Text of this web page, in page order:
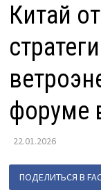
Китай
форуме
22.01.2026
ПОДЕЛИТЬСЯ В